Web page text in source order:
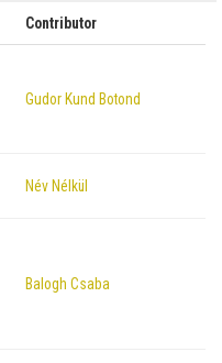
Contributor
Gudor Kund Botond
Név Nélkül
Balogh Csaba